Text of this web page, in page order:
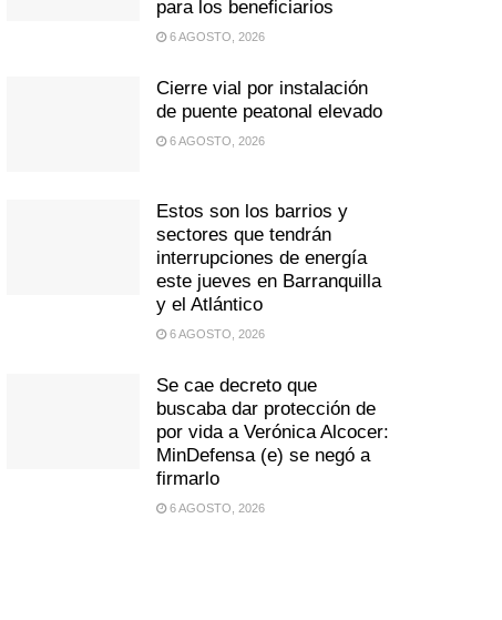
para los beneficiarios
6 AGOSTO, 2026
Cierre vial por instalación
de puente peatonal elevado
6 AGOSTO, 2026
Estos son los barrios y
sectores que tendrán
interrupciones de energía
este jueves en Barranquilla
y el Atlántico
6 AGOSTO, 2026
Se cae decreto que
buscaba dar protección de
por vida a Verónica Alcocer:
MinDefensa (e) se negó a
firmarlo
6 AGOSTO, 2026